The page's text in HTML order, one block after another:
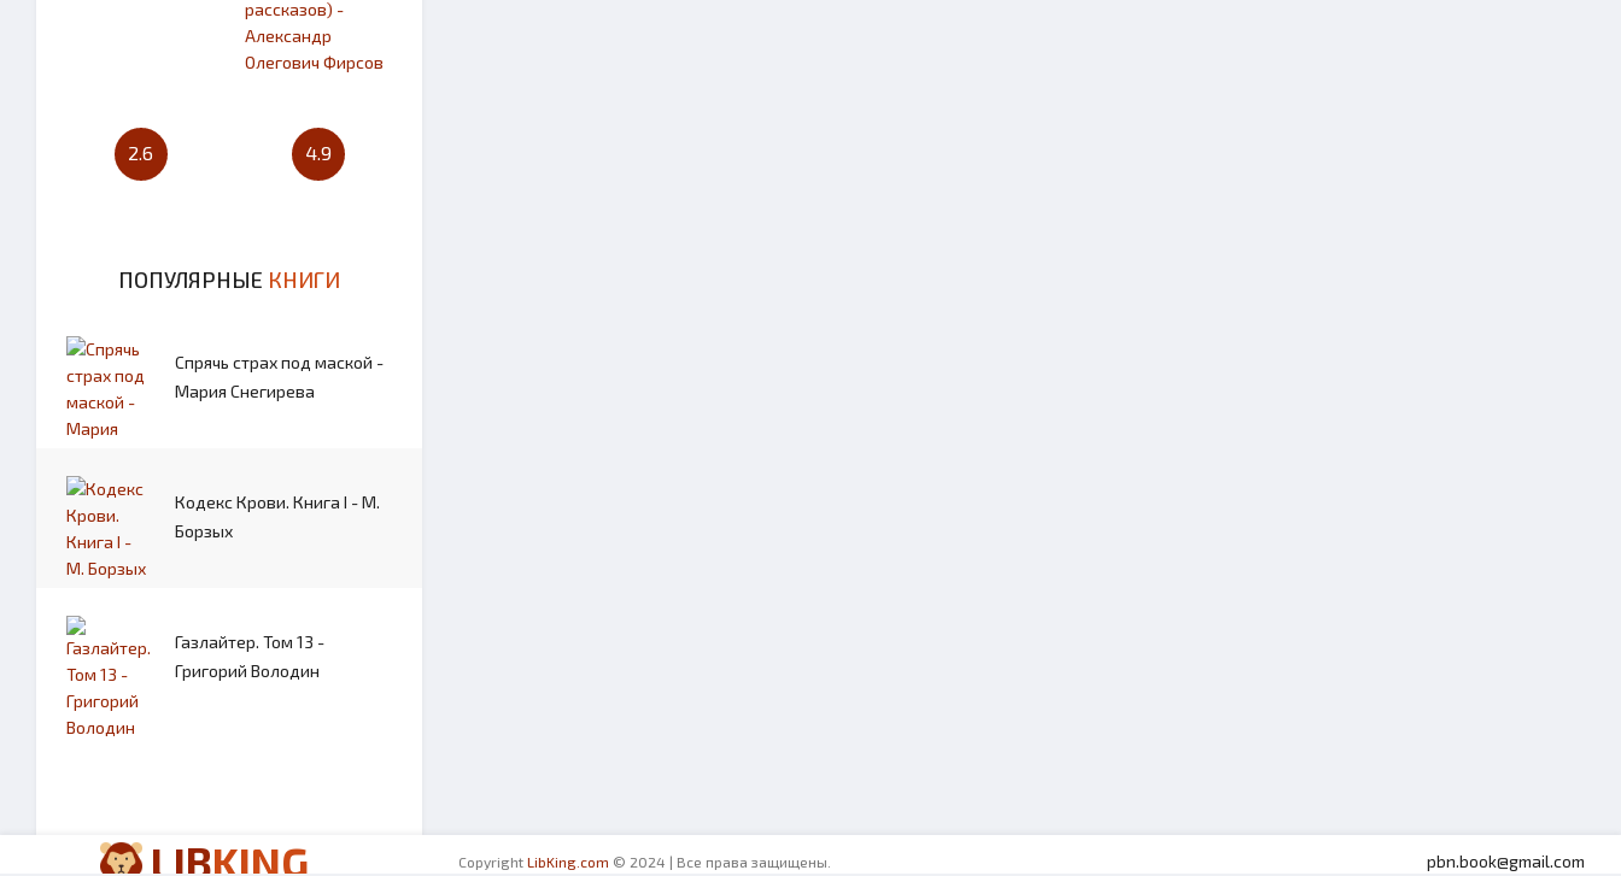
2.6 4.9
ПОПУЛЯРНЫЕ КНИГИ
Спрячь страх под маской -
Мария Снегирева
Кодекс Крови. Книга I - М.
Борзых
Газлайтер. Том 13 -
Григорий Володин
LIBKING Copyright LibKing.com © 2024 | Все права защищены. pbn.book@gmail.com